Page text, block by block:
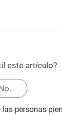
este artículo?
las personas